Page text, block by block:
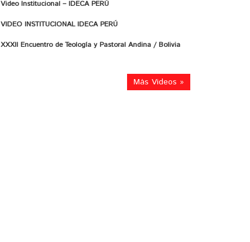
Video Institucional – IDECA PERÚ
VIDEO INSTITUCIONAL IDECA PERÚ
XXXII Encuentro de Teología y Pastoral Andina / Bolivia
Más Videos »